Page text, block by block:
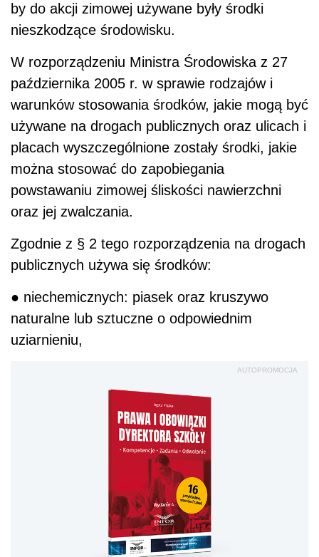
by do akcji zimowej używane były środki
nieszkodzące środowisku.
W rozporządzeniu Ministra Środowiska z 27
października 2005 r. w sprawie rodzajów i
warunków stosowania środków, jakie mogą być
używane na drogach publicznych oraz ulicach i
placach wyszczególnione zostały środki, jakie
można stosować do zapobiegania
powstawaniu zimowej śliskości nawierzchni
oraz jej zwalczania.
Zgodnie z § 2 tego rozporządzenia na drogach
publicznych używa się środków:
● niechemicznych: piasek oraz kruszywo
naturalne lub sztuczne o odpowiednim
uziarnieniu,
AUTOPROMOCJA